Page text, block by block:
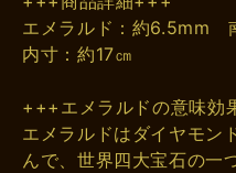
エメラルド：約6.5mm
内寸：約17㎝
+++エメラルドの意味効
エメラルドはダイヤモン
んで、世界四大宝石の一